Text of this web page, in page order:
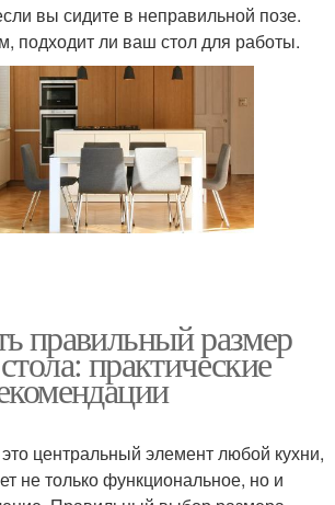
вы сидите в неправильной позе.
подходит ли ваш стол для работы.
правильный размер
практические
центральный элемент любой кухни,
не только функциональное, но и